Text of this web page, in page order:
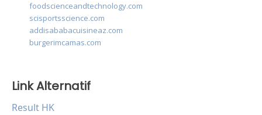
foodscienceandtechnology.com
scisportsscience.com
addisababacuisineaz.com
burgerimcamas.com
Link Alternatif
Result HK